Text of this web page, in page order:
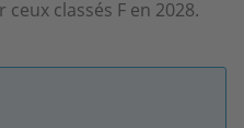
classés F en 2028.